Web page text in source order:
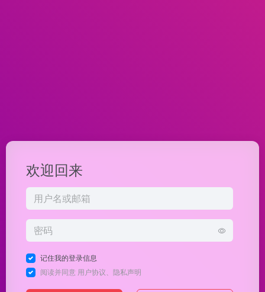
欢迎回来
记住我的登录信息
阅读并同意 用户协议 隐私声明